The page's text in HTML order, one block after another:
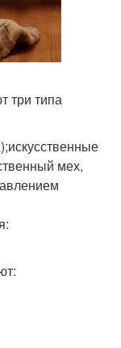
три типа
мех,